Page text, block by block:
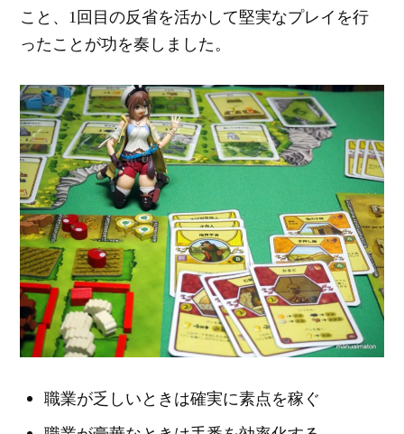
こと、1回目の反省を活かして堅実なプレイを行
ったことが功を奏しました。
職業が乏しいときは確実に素点を稼ぐ